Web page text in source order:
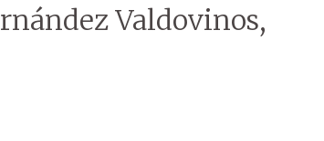
Valdovinos,